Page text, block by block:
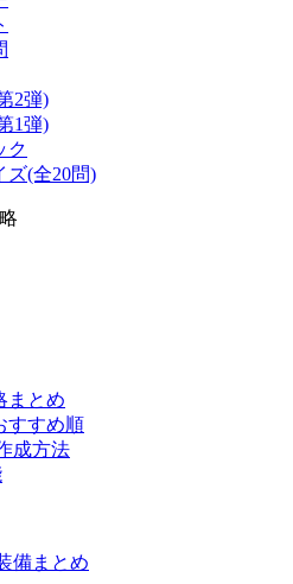
2弾)
1弾)
ク
ズ(全20問)
まとめ
すすめ順
成方法
備まとめ